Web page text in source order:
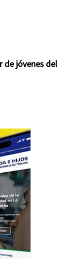
de jóvenes del